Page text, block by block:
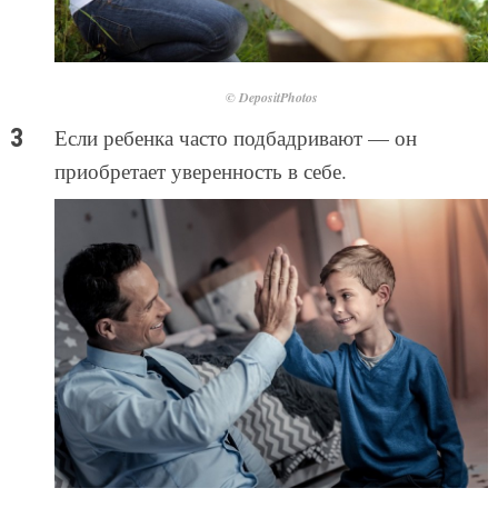
© DepositPhotos
Если ребенка часто подбадривают — он
приобретает уверенность в себе.